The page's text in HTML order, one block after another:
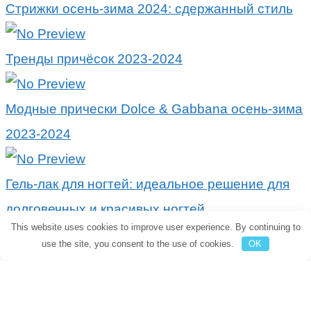
Стрижки осень-зима 2024: сдержанный стиль
Тренды причёсок 2023-2024
Модные прически Dolce & Gabbana осень-зима
2023-2024
Гель-лак для ногтей: идеальное решение для
долговечных и красивых ногтей
Подробное руководство по различным
This website uses cookies to improve user experience. By continuing to
use the site, you consent to the use of cookies.
OK